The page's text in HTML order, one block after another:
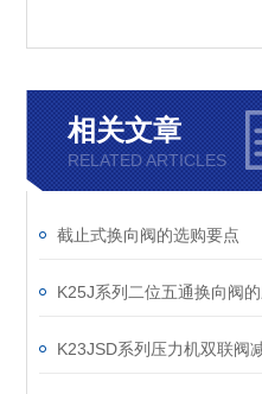
相关文章
RELATED ARTICLES
截止式换向阀的选购要点